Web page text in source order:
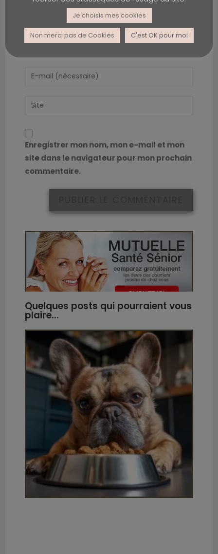
Enregistrer mon nom, mon e-mail et mon
site dans le navigateur pour mon prochain
commentaire.
32
Quelques posts qui pourraient vous
plaire...
Je choisis mes cookies
Non merci pas de Cookies C'est OK pour moi